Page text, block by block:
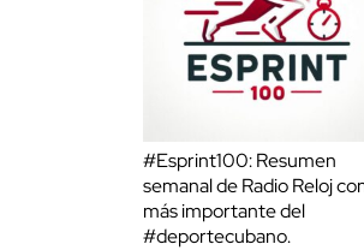
#Esprint100: Resumen
semanal de Radio Reloj
más importante del
#deportecubano.